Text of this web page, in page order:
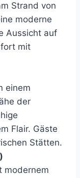
Strand von
moderne
Aussicht auf
mit
einem
der
Flair. Gäste
Stätten.
modernem